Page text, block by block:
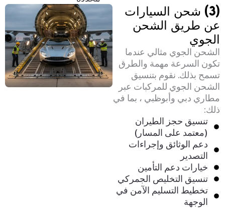
(3) شحن السيارات
عن طريق الشحن
الجوي
الشحن الجوي مثالي عندما
تكون السرعة مهمة والطرق
تسمح بذلك. نقوم بتنسيق
الشحن الجوي للمركبات عبر
مطاري دبي وأبوظبي ، بما في
ذلك:
تنسيق حجز الطيران
(معتمد على المسار)
دعم الوثائق وإجراءات
التصدير
خيارات دعم التأمين
تنسيق التخليص الجمركي
تخطيط التسليم الآمن في
الوجهة